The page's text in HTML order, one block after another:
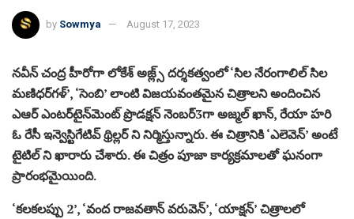
by Sowmya August 17, 2023
నవీన్ చంద్ర హీరోగా లోకేశ్ అజ్ల్స్ దర్శకత్వంలో ‘సిల నేరంగాలిల్ సిల
మణిధర్‌గళ్’, ‘సెంబి’ లాంటి విజయవంతమైన చిత్రాలని అందించిన
ఎఆర్ ఎంటర్‌టైన్‌మెంట్ ప్రొడక్షన్ నెంబర్3గా అజ్మల్ ఖాన్, రేయా హరి
ఓ రేసీ ఇన్వెస్టిగేటివ్ థ్రిల్లర్ ని నిర్మిస్తున్నారు. ఈ చిత్రానికి ‘ఎలెవెన్’ అంటే
టైటిల్ ని ఖారారు చేశారు. ఈ చిత్రం పూజా కార్యక్రమాలతో ఘనంగా
ప్రారంభమైయింది.
‘కలకలప్పు 2’, ‘వంద రాజవతాన్ వరువెన్’, ‘యాక్షన్’ చిత్రాలలో